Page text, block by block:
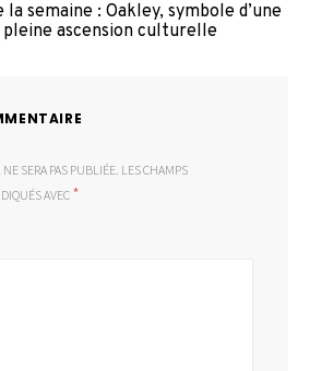
semaine : Oakley, symbole d’une
pleine ascension culturelle
SERA PAS PUBLIÉE. LES CHAMPS
AVEC *